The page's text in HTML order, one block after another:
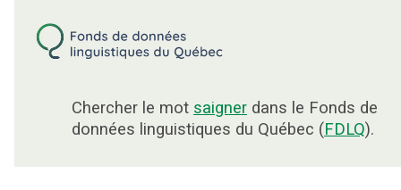
Chercher le mot saigner dans le Fonds de
données linguistiques du Québec (FDLQ).